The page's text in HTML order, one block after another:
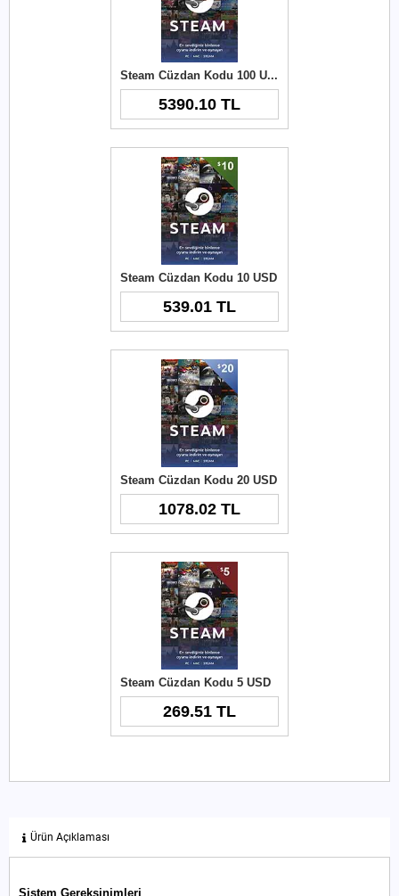
Steam Cüzdan Kodu 100 USD
5390.10 TL
Steam Cüzdan Kodu 10 USD
539.01 TL
Steam Cüzdan Kodu 20 USD
1078.02 TL
Steam Cüzdan Kodu 5 USD
269.51 TL
Ürün Açıklaması
Sistem Gereksinimleri